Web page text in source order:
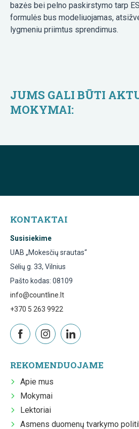
bazės bei pelno paskirstymo tarp
formulės bus modeliuojamas,
lygmeniu priimtus sprendimus.
JUMS GALI BŪTI
MOKYMAI:
KONTAKTAI
Susisiekime
UAB „Mokesčių srautas“
Sėlių g. 33, Vilnius
Pašto kodas: 08109
info@countline.lt
+370 5 263 9922
REKOMENDUOJAME
Apie mus
Mokymai
Lektoriai
Asmens duomenų tvarkymo